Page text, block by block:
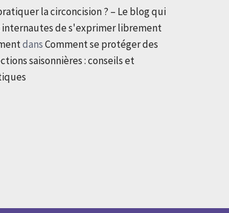
la circoncision ? – Le blog qui
de s'exprimer librement
dansComment se protéger des
saisonnières : conseils et